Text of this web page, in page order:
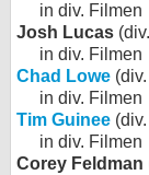
in div. Filmen
Josh Lucas
in div. Filmen
Chad Lowe
in div. Filmen
Tim Guinee
in div. Filmen
Corey Feldman